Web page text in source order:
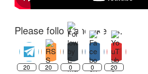
Please follow and like us:
20 20 0 0 20